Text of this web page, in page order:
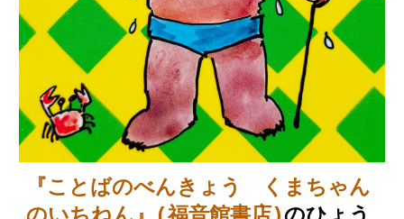
『ことばのべんきょう くまちゃん